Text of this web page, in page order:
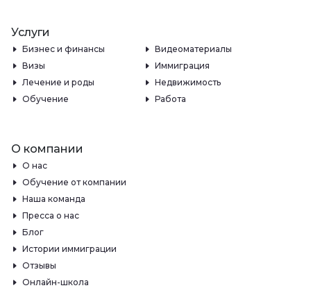
Услуги
Бизнес и финансы
Видеоматериалы
Визы
Иммиграция
Лечение и роды
Недвижимость
Обучение
Работа
О компании
О нас
Обучение от компании
Наша команда
Пресса о нас
Блог
Истории иммиграции
Отзывы
Онлайн-школа